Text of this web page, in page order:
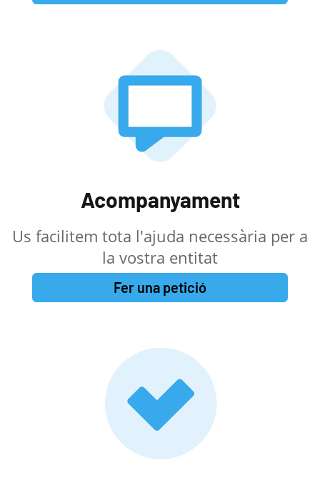
Acompanyament
Us facilitem tota l'ajuda necessària per a
la vostra entitat
Fer una petició